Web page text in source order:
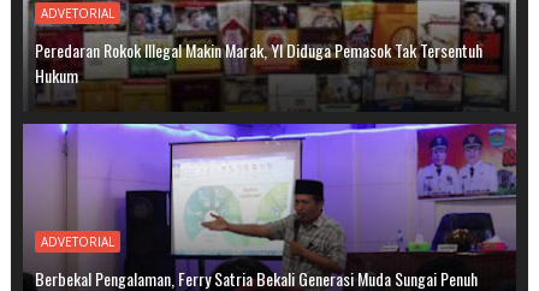
ADVETORIAL
Peredaran Rokok Illegal Makin Marak, YI Diduga Pemasok Tak Tersentuh
Hukum
ADVETORIAL
Berbekal Pengalaman, Ferry Satria Bekali Generasi Muda Sungai Penuh